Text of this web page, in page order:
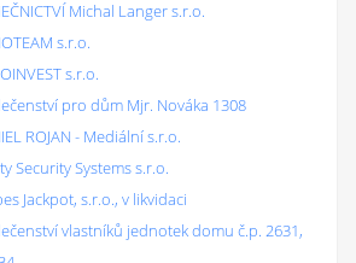
Michal Langer s.r.o.
s.r.o.
s.r.o.
pro dům Mjr. Nováka 1308
ROJAN - Mediální s.r.o.
Security Systems s.r.o.
Jackpot, s.r.o., v likvidaci
vlastníků jednotek domu č.p. 2631,